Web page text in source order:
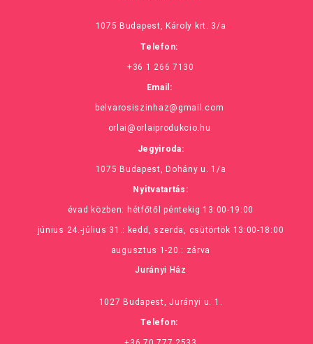
1075 Budapest, Károly krt. 3/a
Telefon:
+36 1 266 7130
Email:
belvarosiszinhaz@gmail.com
orlai@orlaiprodukcio.hu
Jegyiroda:
1075 Budapest, Dohány u. 1/a
Nyitvatartás:
évad közben: hétfőtől péntekig 13:00-19:00
június 24.-július 31.: kedd, szerda, csütörtök 13:00-18:00
augusztus 1-20.: zárva
Jurányi Ház
1027 Budapest, Jurányi u. 1.
Telefon: